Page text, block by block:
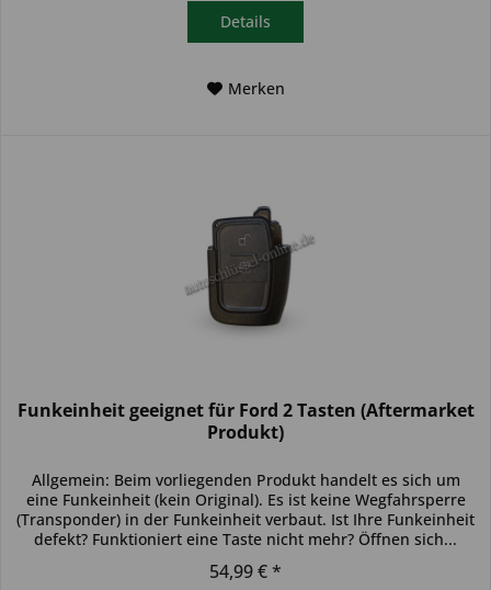
Details
Merken
Funkeinheit geeignet für Ford 2 Tasten (Aftermarket
Produkt)
Allgemein: Beim vorliegenden Produkt handelt es sich um
eine Funkeinheit (kein Original). Es ist keine Wegfahrsperre
(Transponder) in der Funkeinheit verbaut. Ist Ihre Funkeinheit
defekt? Funktioniert eine Taste nicht mehr? Öffnen sich...
54,99 € *